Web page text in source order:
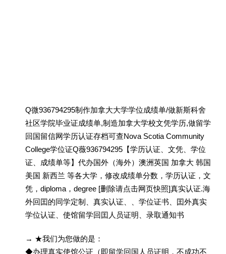
Q微936794295制作加拿大大学学位成绩单/做新斯科舍
社区学院毕业证成绩单,制造加拿大学校文凭学历,做留学
回国留信网学历认证存档可查Nova Scotia Community
College学位证Q薇936794295【学历认证、文凭、学位
证、成绩单等】代办国外（海外）澳洲英国 加拿大 韩国
美国 新西兰 等各大学，修改成绩单分数，学历认证，文
凭，diploma，degree [删除请点击网页快照]真实认证.海
外回囯的同学定制、真实认证、、学位证书、囯外真实
学位认证、使馆留学回囯人员证明、录取通知书
→ ★我们为您做的是：
◆办理真实使馆公证（即留学回国人员证明，不成功不